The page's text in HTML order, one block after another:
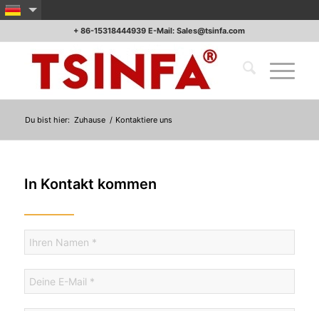
+ 86-15318444939 E-Mail: Sales@tsinfa.com
Du bist hier: Zuhause /. Kontaktiere uns
In Kontakt kommen